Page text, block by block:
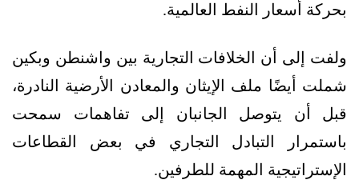
بحركة أسعار النفط العالمية.
ولفت إلى أن الخلافات التجارية بين واشنطن وبكين
شملت أيضًا ملف الإيثان والمعادن الأرضية النادرة،
قبل أن يتوصل الجانبان إلى تفاهمات سمحت
باستمرار التبادل التجاري في بعض القطاعات
الإستراتيجية المهمة للطرفين.